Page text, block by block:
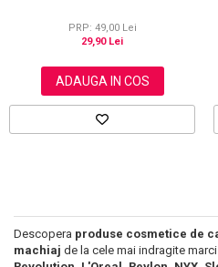
PRP: 49,00 Lei
29,90 Lei
ADAUGA IN COS
Descopera produse cosmetice de
machiaj de la cele mai indragite